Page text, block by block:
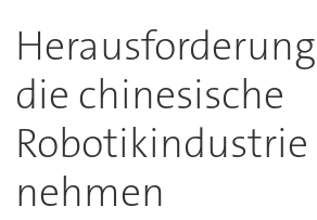
die chinesische
nehmen